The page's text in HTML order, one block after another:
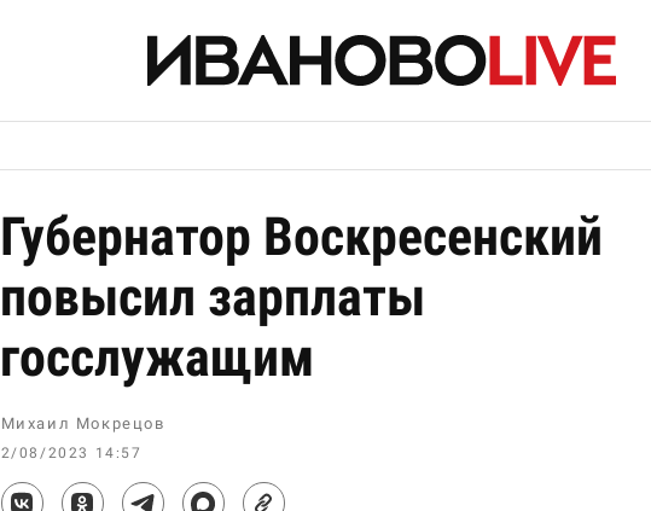
Губернатор Воскресенский
повысил зарплаты
госслужащим
Михаил Мокрецов
2/08/2023 14:57